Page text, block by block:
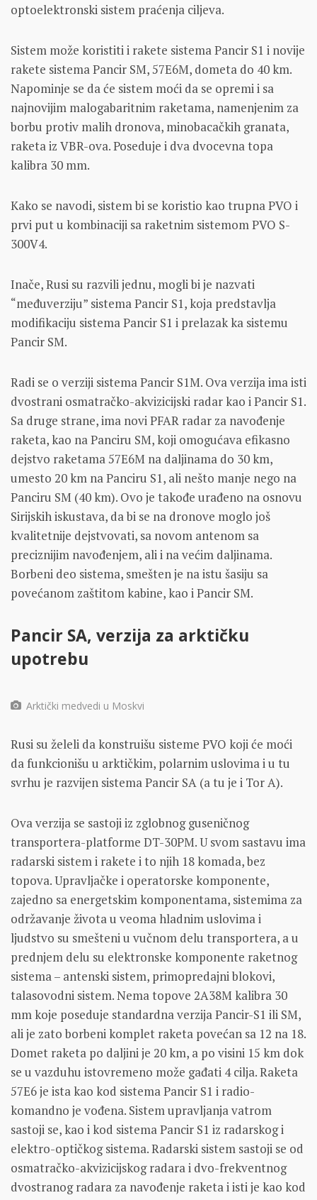
optoelektronski sistem praćenja ciljeva.
Sistem može koristiti i rakete sistema Pancir S1 i novije
rakete sistema Pancir SM, 57E6M, dometa do 40 km.
Napominje se da će sistem moći da se opremi i sa
najnovijim malogabaritnim raketama, namenjenim za
borbu protiv malih dronova, minobacačkih granata,
raketa iz VBR-ova. Poseduje i dva dvocevna topa
kalibra 30 mm.
Kako se navodi, sistem bi se koristio kao trupna PVO i
prvi put u kombinaciji sa raketnim sistemom PVO S-
300V4.
Inače, Rusi su razvili jednu, mogli bi je nazvati
“međuverziju” sistema Pancir S1, koja predstavlja
modifikaciju sistema Pancir S1 i prelazak ka sistemu
Pancir SM.
Radi se o verziji sistema Pancir S1M. Ova verzija ima isti
dvostrani osmatračko-akvizicijski radar kao i Pancir S1.
Sa druge strane, ima novi PFAR radar za navođenje
raketa, kao na Panciru SM, koji omogućava efikasno
dejstvo raketama 57E6M na daljinama do 30 km,
umesto 20 km na Panciru S1, ali nešto manje nego na
Panciru SM (40 km). Ovo je takođe urađeno na osnovu
Sirijskih iskustava, da bi se na dronove moglo još
kvalitetnije dejstvovati, sa novom antenom sa
preciznijim navođenjem, ali i na većim daljinama.
Borbeni deo sistema, smešten je na istu šasiju sa
povećanom zaštitom kabine, kao i Pancir SM.
Pancir SA, verzija za arktičku
upotrebu
Arktički medvedi u Moskvi
Rusi su želeli da konstruišu sisteme PVO koji će moći
da funkcionišu u arktičkim, polarnim uslovima i u tu
svrhu je razvijen sistema Pancir SA (a tu je i Tor A).
Ova verzija se sastoji iz zglobnog guseničnog
transportera-platforme DT-30PM. U svom sastavu ima
radarski sistem i rakete i to njih 18 komada, bez
topova. Upravljačke i operatorske komponente,
zajedno sa energetskim komponentama, sistemima za
održavanje života u veoma hladnim uslovima i
ljudstvo su smešteni u vučnom delu transportera, a u
prednjem delu su elektronske komponente raketnog
sistema – antenski sistem, primopredajni blokovi,
talasovodni sistem. Nema topove 2A38M kalibra 30
mm koje poseduje standardna verzija Pancir-S1 ili SM,
ali je zato borbeni komplet raketa povećan sa 12 na 18.
Domet raketa po daljini je 20 km, a po visini 15 km dok
se u vazduhu istovremeno može gađati 4 cilja. Raketa
57E6 je ista kao kod sistema Pancir S1 i radio-
komandno je vođena. Sistem upravljanja vatrom
sastoji se, kao i kod sistema Pancir S1 iz radarskog i
elektro-optičkog sistema. Radarski sistem sastoji se od
osmatračko-akvizicijskog radara i dvo-frekventnog
dvostranog radara za navođenje raketa i isti je kao kod